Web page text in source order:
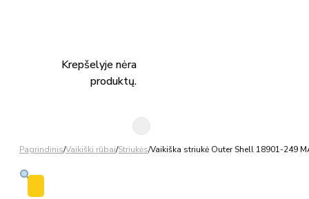
Krepšelyje nėra
produktų.
Pagrindinis/Vaikiški rūbai/Striukės/Vaikiška striukė Outer Shell 18901-249